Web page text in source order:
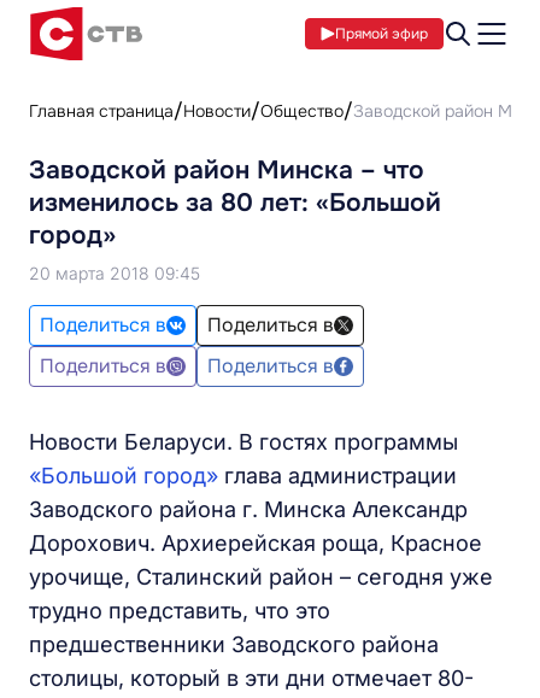
Прямой эфир
Главная страница Новости Общество Заводской район
Заводской район Минска – что
изменилось за 80 лет: «Большой
город»
20 марта 2018 09:45
Поделиться в
Поделиться в
Поделиться в
Поделиться в
Новости Беларуси. В гостях программы
«Большой город» глава администрации
Заводского района г. Минска Александр
Дорохович. Архиерейская роща, Красное
урочище, Сталинский район – сегодня уже
трудно представить, что это
предшественники Заводского района
столицы, который в эти дни отмечает 80-